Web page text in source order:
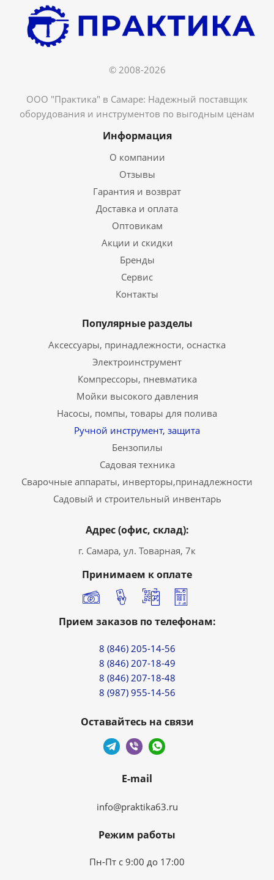
© 2008-2026
ООО "Практика" в Самаре: Надежный поставщик
оборудования и инструментов по выгодным ценам
Информация
О компании
Отзывы
Гарантия и возврат
Доставка и оплата
Оптовикам
Акции и скидки
Бренды
Сервис
Контакты
Популярные разделы
Аксессуары, принадлежности, оснастка
Электроинструмент
Компрессоры, пневматика
Мойки высокого давления
Насосы, помпы, товары для полива
Ручной инструмент, защита
Бензопилы
Садовая техника
Сварочные аппараты, инверторы,принадлежности
Садовый и строительный инвентарь
Адрес (офис, склад):
г. Самара, ул. Товарная, 7к
Принимаем к оплате
Прием заказов по телефонам:
8 (846) 205-14-56
8 (846) 207-18-49
8 (846) 207-18-48
8 (987) 955-14-56
Оставайтесь на связи
E-mail
info@praktika63.ru
Режим работы
Пн-Пт с 9:00 до 17:00